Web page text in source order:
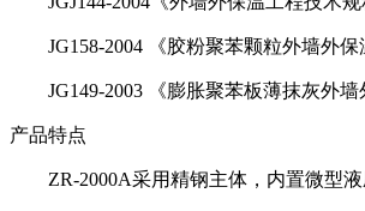
JG158-2004 《胶粉聚苯颗粒外墙外保
JG149-2003 《膨胀聚苯板薄抹灰外墙
产品特点
ZR-2000A采用精钢主体，内置微型液